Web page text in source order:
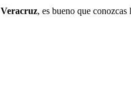
Veracruz, es bueno que